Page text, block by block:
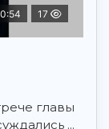
17
главы
...